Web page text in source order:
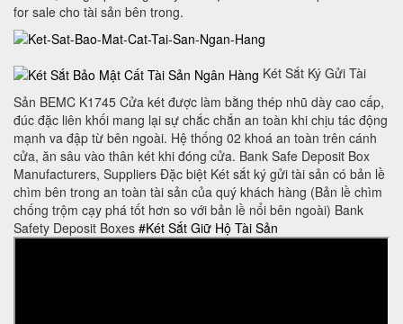
for sale cho tài sản bên trong.
Két Sắt Ký Gửi Tài
Sản BEMC K1745 Cửa két được làm bằng thép nhũ dày cao cấp,
đúc đặc liên khối mang lại sự chắc chắn an toàn khi chịu tác động
mạnh va đập từ bên ngoài. Hệ thống 02 khoá an toàn trên cánh
cửa, ăn sâu vào thân két khi đóng cửa. Bank Safe Deposit Box
Manufacturers, Suppliers Đặc biệt Két sắt ký gửi tài sản có bản lề
chìm bên trong an toàn tài sản của quý khách hàng (Bản lề chìm
chống trộm cạy phá tốt hơn so với bản lề nổi bên ngoài) Bank
Safety Deposit Boxes #Két Sắt Giữ Hộ Tài Sản